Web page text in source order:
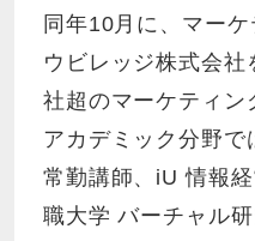
同年10月に、マー
ウビレッジ株式会
社超のマーケティン
アカデミック分野
常勤講師、iU 情報
職大学 バーチャル